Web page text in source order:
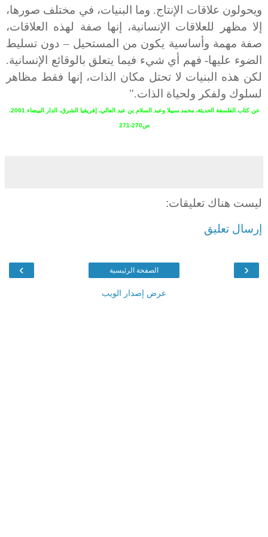
ويحولون علاقات الإنتاج. وما البنيات، في مختلف صورها،
إلا مظهر للعلاقات الإنسانية، إنها صفة لهذه العلاقات،
صفة مهمة وأساسية يكون من المستحيل – دون تسليط
الضوء عليها- فهم أي شيء فيما يتعلق بالوقائع الإنسانية.
لكن هذه البنيات لا تحتل مكان الذات، إنها فقط مظاهر
لسلوك ولفكر ولحياة الذات."
عن كتاب الفلسفة الحديثة، محمد سبيلا وعبد السلام بن عبد العالي، إفريقيا الشرق، الدار البيضاء.2001 .
ص270-271
ليست هناك تعليقات:
إرسال تعليق
‹
› الصفحة الرئيسية
عرض إصدار الويب